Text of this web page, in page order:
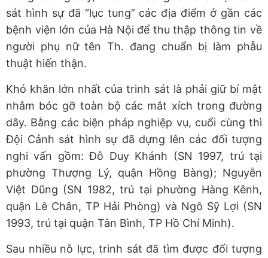
sát hình sự đã “lục tung” các địa điểm ở gần các
bệnh viện lớn của Hà Nội để thu thập thông tin về
người phụ nữ tên Th. đang chuẩn bị làm phẫu
thuật hiến thận.
Khó khăn lớn nhất của trinh sát là phải giữ bí mật
nhằm bóc gỡ toàn bộ các mắt xích trong đường
dây. Bằng các biện pháp nghiệp vụ, cuối cùng thì
Đội Cảnh sát hình sự đã dựng lên các đối tượng
nghi vấn gồm: Đỗ Duy Khánh (SN 1997, trú tại
phường Thượng Lý, quận Hồng Bàng); Nguyễn
Việt Dũng (SN 1982, trú tại phường Hàng Kênh,
quận Lê Chân, TP Hải Phòng) và Ngô Sỹ Lợi (SN
1993, trú tại quận Tân Bình, TP Hồ Chí Minh).
Sau nhiều nỗ lực, trinh sát đã tìm được đối tượng